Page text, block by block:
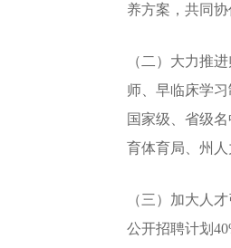
养方案，共同
（二）大力推
师、早临床学
国家级、省级
育体育局、州
（三）加大人
公开招聘计划